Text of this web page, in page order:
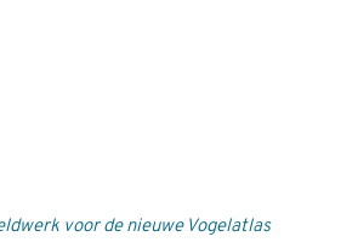
voor de nieuwe Vogelatlas